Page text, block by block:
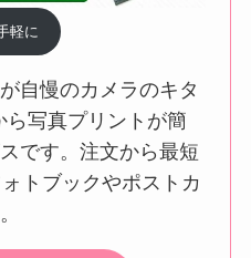
軽に
自慢のカメラのキタ
写真プリントが簡
です。注文から最短
トブックやポストカ